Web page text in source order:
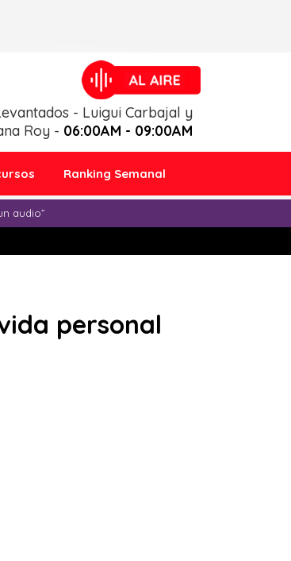
- Luigui Carbajal y
Roy - 06:00AM - 09:00AM
Ranking Semanal
audio”
personal